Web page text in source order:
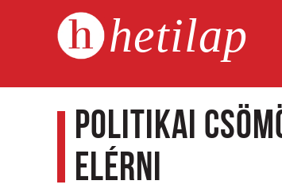
hetilap
Politikai
elérni